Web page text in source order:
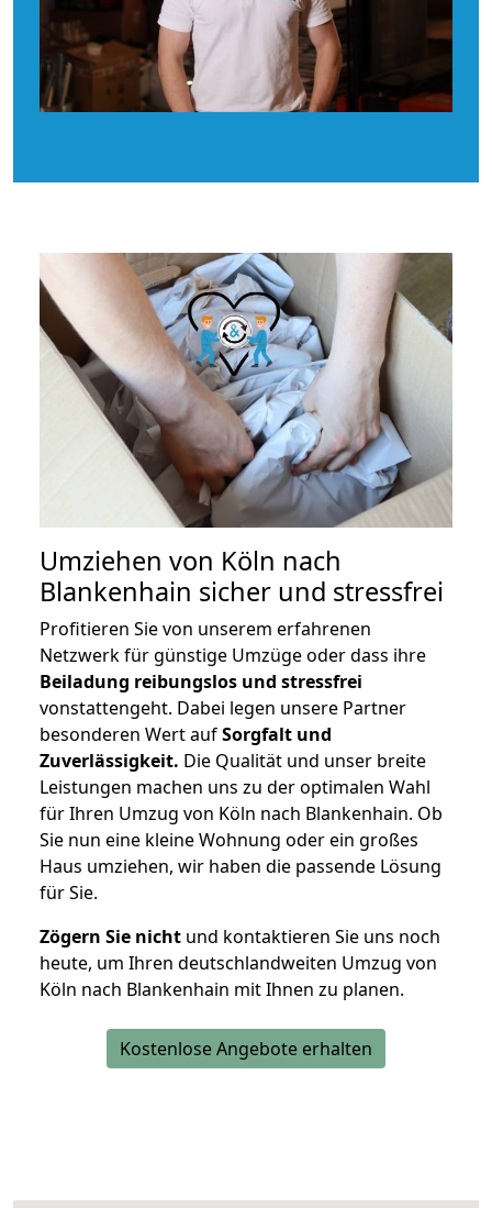
Umziehen von Köln nach
Blankenhain sicher und stressfrei
Profitieren Sie von unserem erfahrenen
Netzwerk für günstige Umzüge oder dass ihre
Beiladung reibungslos und stressfrei
vonstattengeht. Dabei legen unsere Partner
besonderen Wert aufSorgfalt und
Zuverlässigkeit. Die Qualität und unser breite
Leistungen machen uns zu der optimalen Wahl
für Ihren Umzug von Köln nach Blankenhain. Ob
Sie nun eine kleine Wohnung oder ein großes
Haus umziehen, wir haben die passende Lösung
für Sie.
Zögern Sie nicht und kontaktieren Sie uns noch
heute, um Ihren deutschlandweiten Umzug von
Köln nach Blankenhain mit Ihnen zu planen.
Kostenlose Angebote erhalten